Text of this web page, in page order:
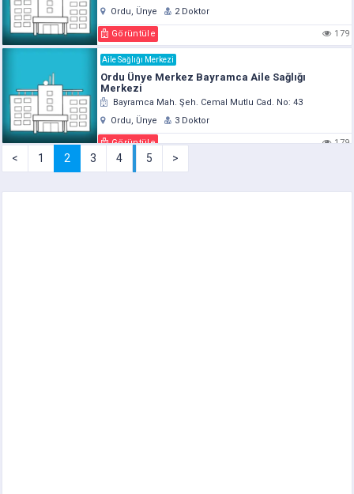
Ordu, Ünye
2 Doktor
Görüntüle 179
Aile Sağlığı Merkezi
Ordu Ünye Merkez Bayramca Aile Sağlığı
Merkezi
Bayramca Mah. Şeh. Cemal Mutlu Cad. No: 43
Ordu, Ünye
3 Doktor
Görüntüle 179
< 1 2 3 4 5 >